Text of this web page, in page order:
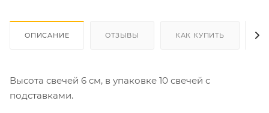
ОПИСАНИЕ ОТЗЫВЫ КАК КУПИТЬ
Высота свечей 6 см, в упаковке 10 свечей с
подставками.